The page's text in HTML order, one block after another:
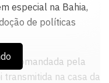
especial na Bahia,
de políticas
comandada pela
transmitida na casa da